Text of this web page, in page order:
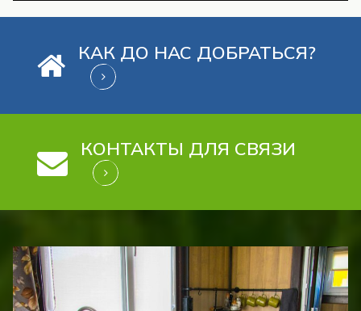
КАК ДО НАС ДОБРАТЬСЯ?
КОНТАКТЫ ДЛЯ СВЯЗИ